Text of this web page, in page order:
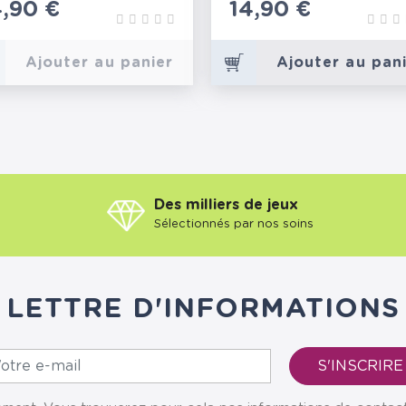
€
Ajouter au panier
Prix
14,90 €
Ajouter au
Des milliers de jeux
Sélectionnés par nos soins
LETTRE D'INFORMATIONS